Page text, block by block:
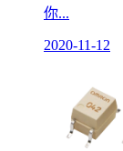
你...
2020-11-12